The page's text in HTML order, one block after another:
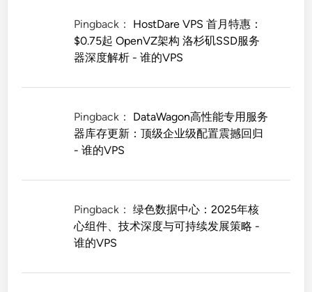
Pingback： HostDare VPS 首月特惠：
$0.75起 OpenVZ架构 洛杉矶SSD服务
器深度解析 - 谁的VPS
Pingback： DataWagon高性能专用服务
器库存更新：顶级企业级配置震撼回归
- 谁的VPS
Pingback：绿色数据中心：2025年核
心组件、技术深度与可持续发展策略 -
谁的VPS